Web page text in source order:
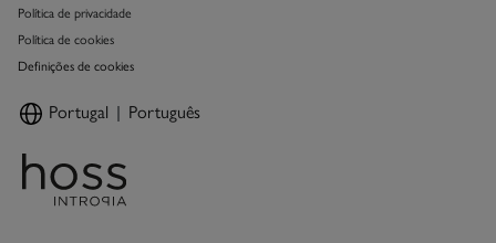
Política de privacidade
Política de cookies
Definições de cookies
Portugal Português